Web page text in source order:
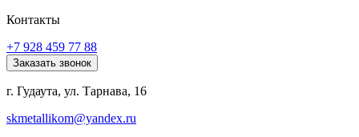
Контакты
+7 928 459 77 88
Заказать звонок
г. Гудаута, ул. Тарнава, 16
skmetallikom@yandex.ru